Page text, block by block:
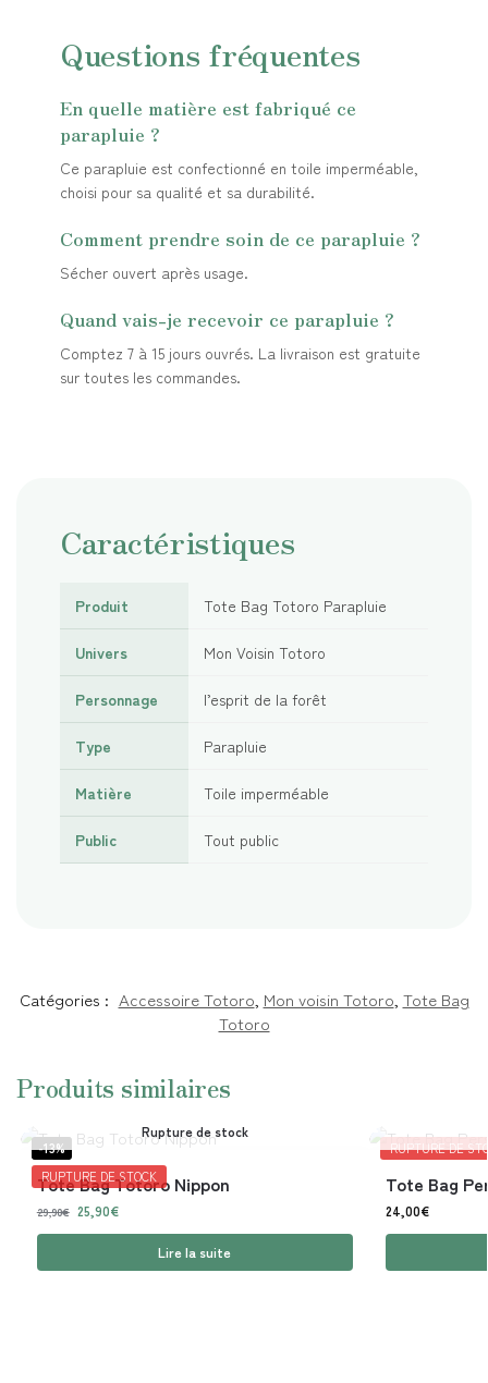
Questions fréquentes
En quelle matière est fabriqué ce
parapluie ?
Ce parapluie est confectionné en toile imperméable,
choisi pour sa qualité et sa durabilité.
Comment prendre soin de ce parapluie ?
Sécher ouvert après usage.
Quand vais-je recevoir ce parapluie ?
Comptez 7 à 15 jours ouvrés. La livraison est gratuite
sur toutes les commandes.
Caractéristiques
Produit Tote Bag Totoro Parapluie
Univers Mon Voisin Totoro
Personnage l’esprit de la forêt
Type Parapluie
Matière Toile imperméable
Public Tout public
Catégories : Accessoire Totoro, Mon voisin Totoro, Tote Bag
Totoro
Produits similaires
-13%
RUPTURE DE STOCK
Rupture de stock
Tote Bag Totoro Nippon
29,90€ 25,90€
Lire la suite
RUPTURE DE
Tote Bag
24,00€